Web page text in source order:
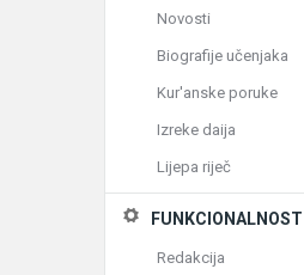
Novosti
Biografije učenjaka
Kur'anske poruke
Izreke daija
Lijepa riječ
FUNKCIONALNOST
Redakcija